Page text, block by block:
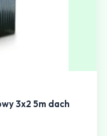
3x2 5m dach